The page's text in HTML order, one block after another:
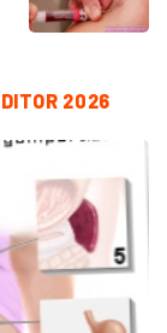
2026